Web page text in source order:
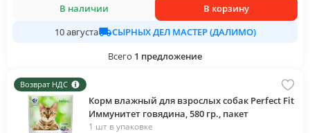
В наличии
В корзину
10 августа
СЫРНЫХ ДЕЛ МАСТЕР (ДАЛИМО)
Всего 1 предложение
Возврат НДС
Корм влажный для взрослых собак Perfect Fit
Иммунитет говядина, 580 гр., пакет
1 шт в упаковке